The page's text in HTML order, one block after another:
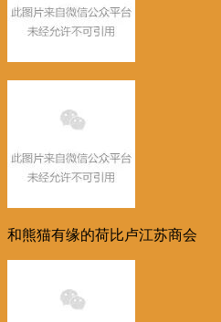
和熊猫有缘的荷比卢江苏商会